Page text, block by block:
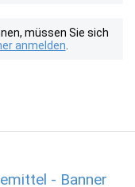
müssen Sie sich
anmelden
- Banner